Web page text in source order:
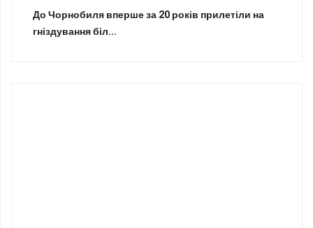
До Чорнобиля вперше за 20 років прилетіли на
гніздування біл...